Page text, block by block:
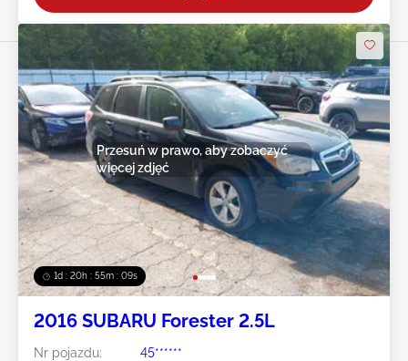
1d : 20h : 55m : 07s
Przesuń w prawo, aby zobaczyć
więcej zdjęć
2016 SUBARU Forester 2.5L
Nr pojazdu:
45******